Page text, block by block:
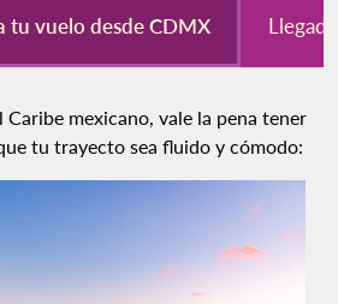
tu vuelo desde CDMX
mexicano, vale la pena tener
tu trayecto sea fluido y cómodo: